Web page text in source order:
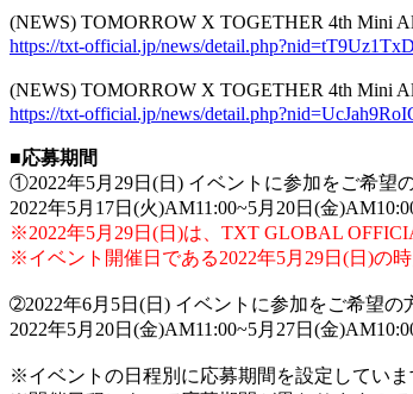
(NEWS) TOMORROW X TOGETHER 4th Mini
https://txt-official.jp/news/
(NEWS) TOMORROW X TOGETHER 4th Mini
https://txt-official.jp/news/
■応募期間
①2022年5月29日(日) イベントに参加をご希望
2022年5月17日(火)AM11:00~5月20日(金
※2022年5月29日(日)は、TXT GLOBAL
※イベント開催日である2022年5月29日(日)の
➁2022年6月5日(日) イベントに参加をご希望の
2022年5月20日(金)AM11:00~5月27日(金
※イベントの日程別に応募期間を設定してい